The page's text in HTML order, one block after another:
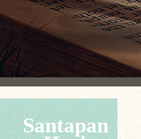
Santapan